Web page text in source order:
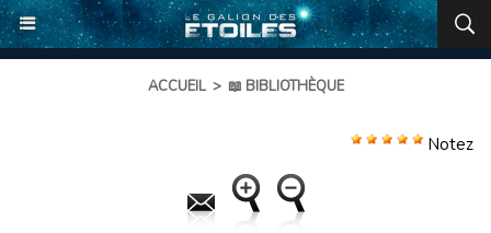
ACCUEIL > 📖 BIBLIOTHÈQUE
Notez